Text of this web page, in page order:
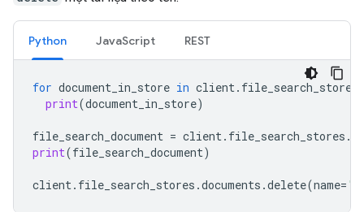
Python JavaScript REST
for document_in_store in client. file_search_stores
print(document_in_store)
file_search_document = client. file_search_stores .
print(file_search_document)
client. file_search_stores .documents .delete(name=